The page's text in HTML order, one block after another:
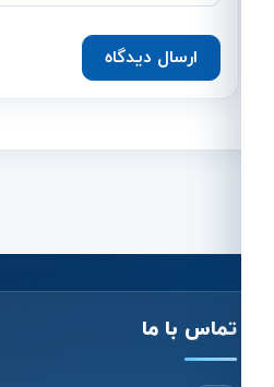
ارسال دیدگاه
تماس با ما